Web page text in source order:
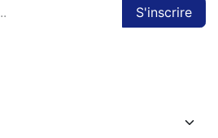
S'inscrire